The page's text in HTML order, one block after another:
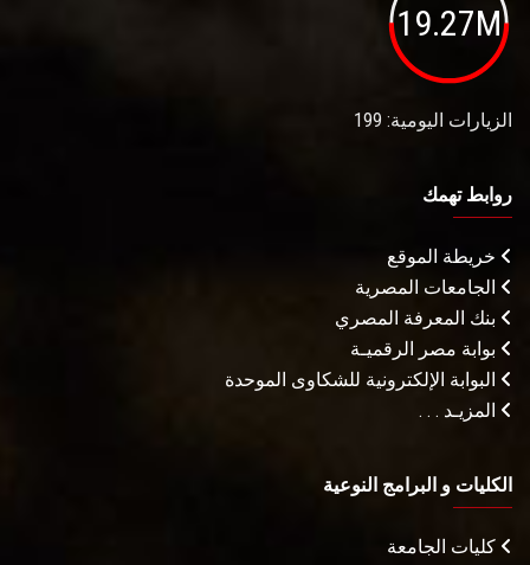
19.27M
الزيارات اليومية: 199
روابط تهمك
خريطة الموقع
الجامعات المصرية
بنك المعرفة المصري
بوابة مصر الرقميـة
البوابة الإلكترونية للشكاوى الموحدة
المزيـد . . .
الكليات و البرامج النوعية
كليات الجامعة